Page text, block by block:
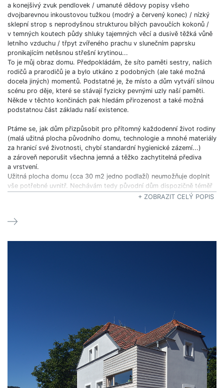
a konejšivý zvuk pendlovek / umanuté dědovy popisy všeho
dvojbarevnou inkoustovou tužkou (modrý a červený konec) / nízký
sklepní strop s neprodyšnou strukturou bílých pavoučích kokonů /
v temných koutech půdy shluky tajemných věcí a dusivě těžká vůně
letního vzduchu / třpyt zvířeného prachu v slunečním paprsku
pronikajícím netěsnou střešní krytinou...
To je můj obraz domu. Předpokládám, že síto paměti sestry, našich
rodičů a prarodičů je a bylo utkáno z podobných (ale také možná
docela jiných) momentů. Podstatné je, že místo a dům vytváří silnou
scénu pro děje, které se stávají fyzicky pevnými uzly naší paměti.
Někde v těchto končinách pak hledám přirozenost a také možná
podstatnou část základu naší existence.
Ptáme se, jak dům přizpůsobit pro přítomný každodenní život rodiny
(malá užitná plocha původního domu, technologie a mnohé materiály
za hranicí své životnosti, chybí standardní hygienické zázemí...)
a zároveň neporušit všechna jemná a těžko zachytitelná přediva
a vrstvení.
Užitná plocha domu (cca 30 m2 jedno podlaží) neumožňuje doplnit
vše potřebné uvnitř. Nechávám tedy původní dům dispozičně téměř
beze změn a vše potřebné doplňuji vně - na místo původního
Forma přístaveb je odvozena z proporcí a tvaru stávajícího domu,
půdorysnými čtverci (vertikála schodiště a obytná část domu).
forma houby (pro nás dřevěná konstrukce) a řasy – zajišťující
fotosyntézu, tedy životaběh (pro nás funkční náplň přístaveb),
je pro nositele dík své samovyživovací schopnosti neškodná.
Barevně a strukturálně s ním naopak může vytvářet neočekávaně
Rád bych, aby se nově přidané stalo časem přirozenou součástí
vrstevnatého a živého místa.
+ ZOBRAZIT CELÝ POPIS